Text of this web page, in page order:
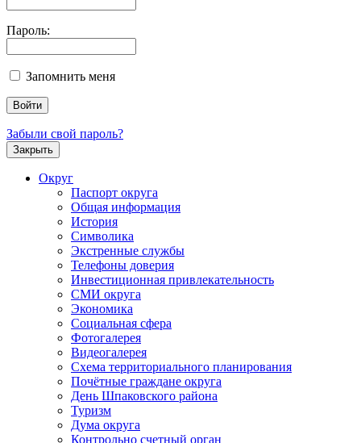
Пароль:
Запомнить меня
Забыли свой пароль?
Закрыть
Округ
Паспорт округа
Общая информация
История
Символика
Экстренные службы
Телефоны доверия
Инвестиционная привлекательность
СМИ округа
Экономика
Социальная сфера
Фотогалерея
Видеогалерея
Схема территориального планирования
Почётные граждане округа
День Шпаковского района
Туризм
Дума округа
Контрольно счетный орган